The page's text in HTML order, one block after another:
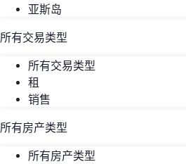
亚斯岛
所有交易类型
所有交易类型
租
销售
所有房产类型
所有房产类型